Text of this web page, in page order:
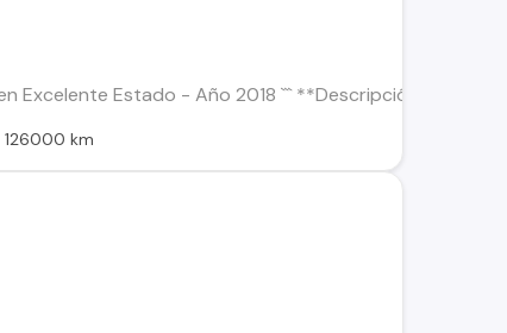
en Excelente Estado - Año 2018 ``` **Descripción:**
126000 km